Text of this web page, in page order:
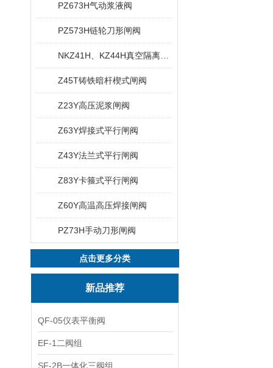
PZ673H气动浆液阀
PZ573H链轮刀形闸阀
Z45T铸铁暗杆楔式闸阀
Z23Y高压泥浆闸阀
Z63Y焊接式平行闸阀
Z43Y法兰式平行闸阀
Z83Y卡箍式平行闸阀
Z60Y高温高压焊接闸阀
PZ73H手动刀形闸阀
点击更多分类
新品推荐
QF-05仪表平衡阀
EF-1二阀组
SF-2B一体化三阀组